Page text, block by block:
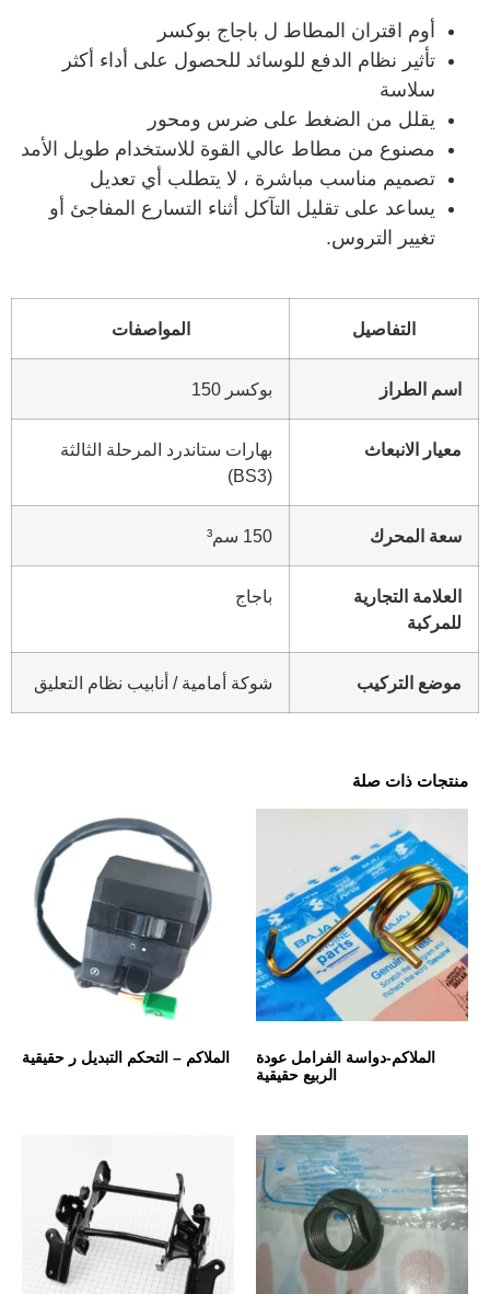
أوم اقتران المطاط ل باجاج بوكسر
تأثير نظام الدفع للوسائد للحصول على أداء أكثر
سلاسة
يقلل من الضغط على ضرس ومحور
مصنوع من مطاط عالي القوة للاستخدام طويل الأمد
تصميم مناسب مباشرة ، لا يتطلب أي تعديل
يساعد على تقليل التآكل أثناء التسارع المفاجئ أو
تغيير التروس.
التفاصيل المواصفات
اسم الطراز بوكسر 150
معيار الانبعاث
بهارات ستاندرد المرحلة الثالثة
(BS3)
سعة المحرك 150 سم³
العلامة التجارية
للمركبة
باجاج
موضع التركيب شوكة أمامية / أنابيب نظام التعليق
منتجات ذات صلة
الملاكم-دواسة الفرامل عودة
الربيع حقيقية
الملاكم – التحكم التبديل ر حقيقية